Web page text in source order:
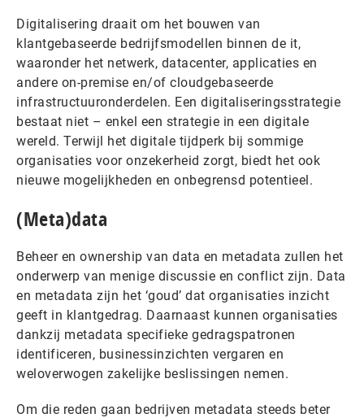
Digitalisering draait om het bouwen van
klantgebaseerde bedrijfsmodellen binnen de it,
waaronder het netwerk, datacenter, applicaties en
andere on-premise en/of cloudgebaseerde
infrastructuuronderdelen. Een digitaliseringsstrategie
bestaat niet – enkel een strategie in een digitale
wereld. Terwijl het digitale tijdperk bij sommige
organisaties voor onzekerheid zorgt, biedt het ook
nieuwe mogelijkheden en onbegrensd potentieel.
(Meta)data
Beheer en ownership van data en metadata zullen het
onderwerp van menige discussie en conflict zijn. Data
en metadata zijn het ‘goud’ dat organisaties inzicht
geeft in klantgedrag. Daarnaast kunnen organisaties
dankzij metadata specifieke gedragspatronen
identificeren, businessinzichten vergaren en
weloverwogen zakelijke beslissingen nemen.
Om die reden gaan bedrijven metadata steeds beter